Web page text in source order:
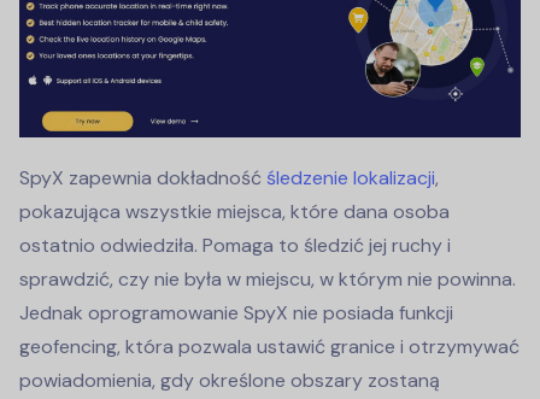
SpyX zapewnia dokładność śledzenie lokalizacji,
pokazująca wszystkie miejsca, które dana osoba
ostatnio odwiedziła. Pomaga to śledzić jej ruchy i
sprawdzić, czy nie była w miejscu, w którym nie powinna.
Jednak oprogramowanie SpyX nie posiada funkcji
geofencing, która pozwala ustawić granice i otrzymywać
powiadomienia, gdy określone obszary zostaną